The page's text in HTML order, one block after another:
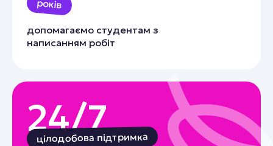
років
допомагаємо студентам з
написанням робіт
24/7
цілодобова підтримка